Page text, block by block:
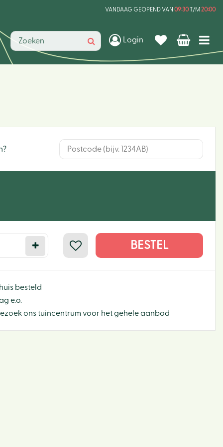
VANDAAG GEOPEND VAN 09:30T/M 20:00
Login
besteld
e.o.
ons tuincentrum voor het gehele aanbod